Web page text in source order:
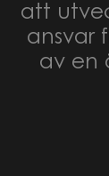
att
ansvar
av en